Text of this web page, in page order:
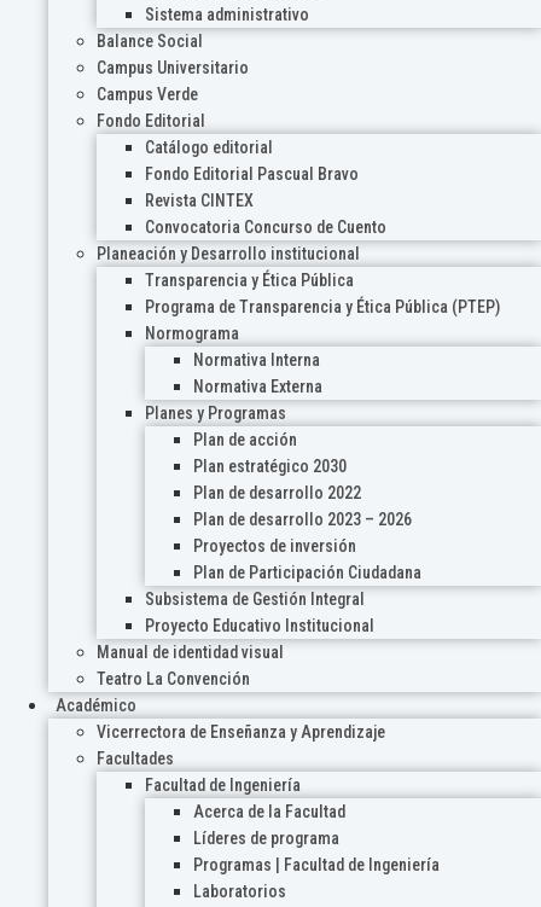
Sistema administrativo
Balance Social
Campus Universitario
Campus Verde
Fondo Editorial
Catálogo editorial
Fondo Editorial Pascual Bravo
Revista CINTEX
Convocatoria Concurso de Cuento
Planeación y Desarrollo institucional
Transparencia y Ética Pública
Programa de Transparencia y Ética Pública (PTEP)
Normograma
Normativa Interna
Normativa Externa
Planes y Programas
Plan de acción
Plan estratégico 2030
Plan de desarrollo 2022
Plan de desarrollo 2023 – 2026
Proyectos de inversión
Plan de Participación Ciudadana
Subsistema de Gestión Integral
Proyecto Educativo Institucional
Manual de identidad visual
Teatro La Convención
Académico
Vicerrectora de Enseñanza y Aprendizaje
Facultades
Facultad de Ingeniería
Acerca de la Facultad
Líderes de programa
Programas | Facultad de Ingeniería
Laboratorios